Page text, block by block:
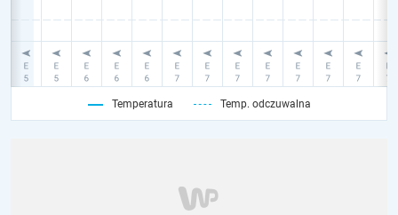
Temperatura Temp. odczuwalna